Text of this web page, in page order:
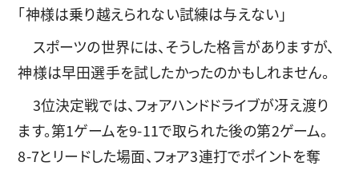
「神様は乗り越えられない試練は与えない」
スポーツの世界には、そうした格言がありますが、
神様は早田選手を試したかったのかもしれません。
3位決定戦では、フォアハンドドライブが冴え渡り
ます。第1ゲームを9-11で取られた後の第2ゲーム。
8-7とリードした場面、フォア3連打でポイントを奪